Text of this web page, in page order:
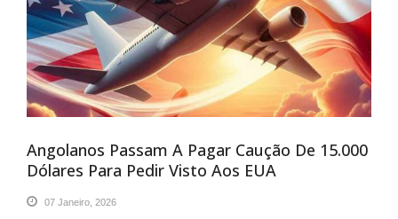
Angolanos Passam A Pagar Caução De 15.000
Dólares Para Pedir Visto Aos EUA
07 Janeiro, 2026